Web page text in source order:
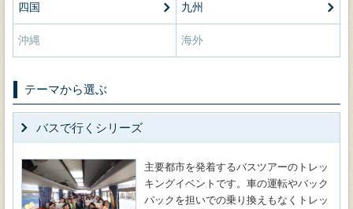
四国 九州
沖縄 海外
テーマから選ぶ
バスで行くシリーズ
主要都市を発着するバスツアーのトレッ
キングイベントです。車の運転やバック
パックを担いでの乗り換えもなくトレッ